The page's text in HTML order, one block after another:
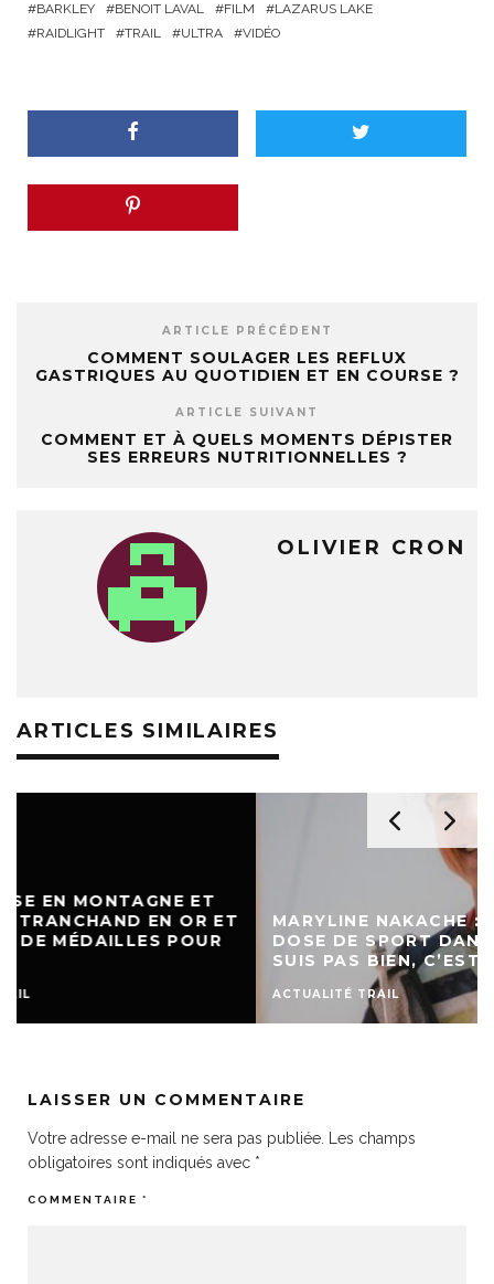
BARKLEY BENOIT LAVAL FILM
LAZARUS LAKE
RAIDLIGHT
TRAIL ULTRA VIDÉO
ARTICLE PRÉCÉDENT
COMMENT SOULAGER LES REFLUX
GASTRIQUES AU QUOTIDIEN ET EN COURSE ?
ARTICLE SUIVANT
COMMENT ET À QUELS MOMENTS DÉPISTER
SES ERREURS NUTRITIONNELLES ?
OLIVIER CRON
ARTICLES SIMILAIRES
MARYLINE NAKACHE : « SI JE N’AI PAS MA
DOSE DE SPORT DANS LA JOURNÉE JE NE
SUIS PAS BIEN, C’EST CELA QUI M’ANIME. »
LAISSER UN COMMENTAIRE
Votre adresse e-mail ne sera pas publiée.
Les champs
obligatoires sont indiqués avec *
COMMENTAIRE *